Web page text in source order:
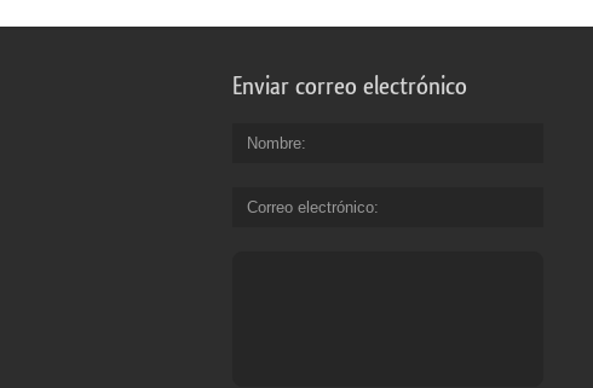
Enviar correo electrónico
Nombre
Correo electrónico